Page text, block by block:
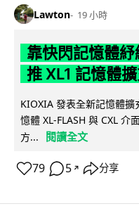
Lawton 19 小時
靠快閃記憶體
推 XL1 記憶體
KIOXIA 發表全新記憶體
憶體 XL-FLASH 與 CXL 介
方...
閱讀全文
79 5 ↗ 分享